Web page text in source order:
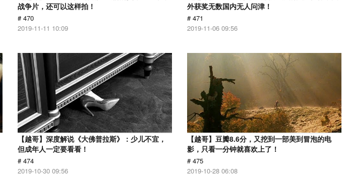
战争片，还可以这样拍！
# 470
2019-11-11 10:09
外获奖无数国内无人问津！
# 471
2019-11-06 09:56
【越哥】深度解说《大佛普拉斯》：少儿不宜，
但成年人一定要看看！
# 474
2019-10-30 09:56
【越哥】豆瓣8.6分，又挖到一部美到冒泡的电
影，只看一分钟就喜欢上了！
# 475
2019-10-28 06:08